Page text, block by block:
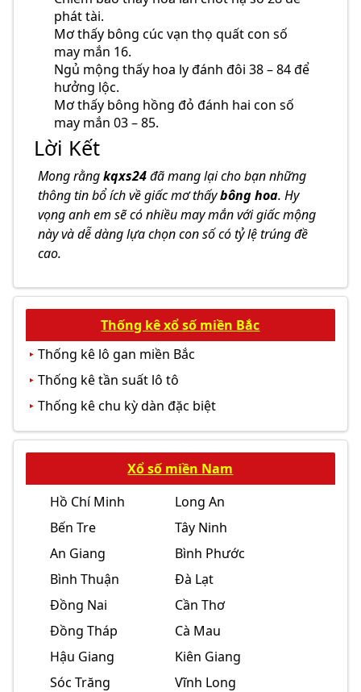
phát tài.
Mơ thấy bông cúc vạn thọ quất con số
may mắn 16.
Ngủ mộng thấy hoa ly đánh đôi 38 – 84 để
hưởng lộc.
Mơ thấy bông hồng đỏ đánh hai con số
may mắn 03 – 85.
Lời Kết
Mong rằngkqxs24đã mang lại cho bạn những
thông tin bổ ích về giấc mơ thấybông hoa. Hy
vọng anh em sẽ có nhiều may mắn với giấc mộng
này và dễ dàng lựa chọn con số có tỷ lệ trúng đề
cao.
Thống kê xổ số miền Bắc
Thống kê lô gan miền Bắc
Thống kê tần suất lô tô
Thống kê chu kỳ dàn đặc biệt
Xổ số miền Nam
Hồ Chí Minh
Long An
Bến Tre
Tây Ninh
An Giang
Bình Phước
Bình Thuận
Đà Lạt
Đồng Nai
Cần Thơ
Đồng Tháp
Cà Mau
Hậu Giang
Kiên Giang
Sóc Trăng
Vĩnh Long